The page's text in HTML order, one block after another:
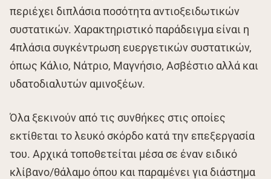
περιέχει διπλάσια ποσότητα αντιοξειδωτικών
συστατικών. Χαρακτηριστικό παράδειγμα είναι η
4πλάσια συγκέντρωση ευεργετικών συστατικών,
όπως Κάλιο, Νάτριο, Μαγνήσιο, Ασβέστιο αλλά και
υδατοδιαλυτών αμινοξέων.
Όλα ξεκινούν από τις συνθήκες στις οποίες
εκτίθεται το λευκό σκόρδο κατά την επεξεργασία
του. Αρχικά τοποθετείται μέσα σε έναν ειδικό
κλίβανο/θάλαμο όπου και παραμένει για διάστημα